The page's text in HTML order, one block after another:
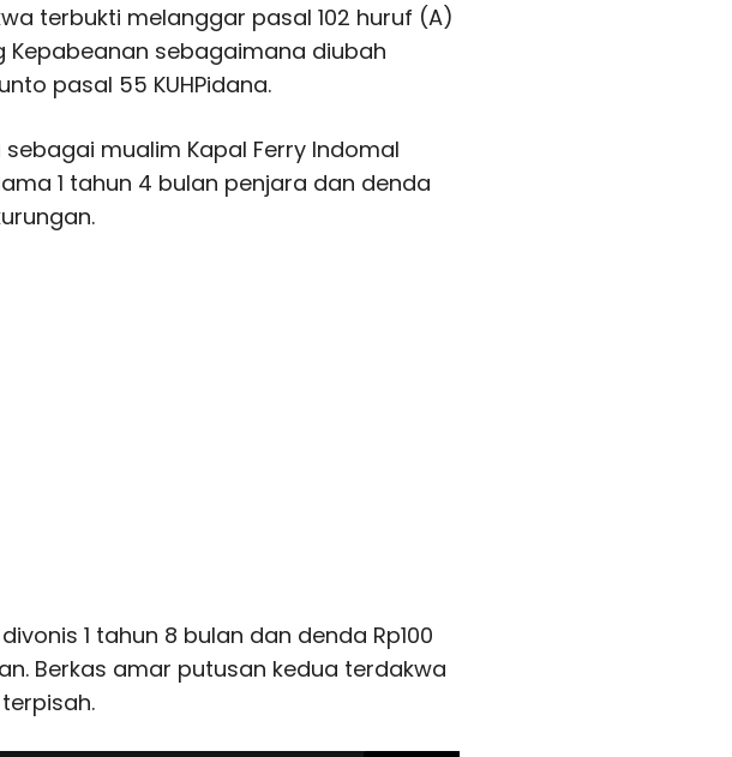
terbukti melanggar pasal 102 huruf (A)
Kepabeanan sebagaimana diubah
pasal 55 KUHPidana.
mualim Kapal Ferry Indomal
1 tahun 4 bulan penjara dan denda
1 tahun 8 bulan dan denda Rp100
Berkas amar putusan kedua terdakwa